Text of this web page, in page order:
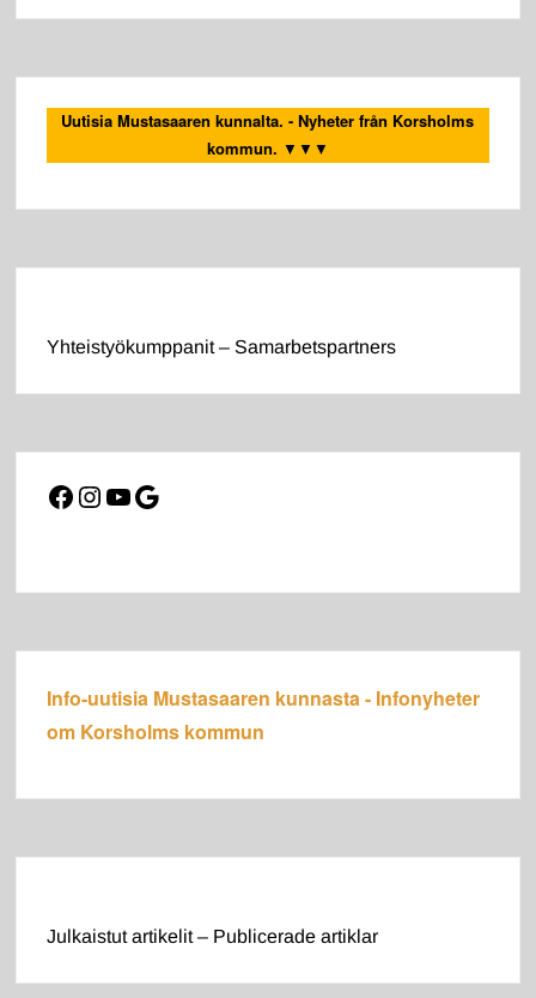
Uutisia Mustasaaren kunnalta. - Nyheter från Korsholms
kommun. ▼▼▼
Yhteistyökumppanit – Samarbetspartners
Facebook
Instagram
YouTube
Google
Info-uutisia Mustasaaren kunnasta - Infonyheter
om Korsholms kommun
Julkaistut artikelit – Publicerade artiklar